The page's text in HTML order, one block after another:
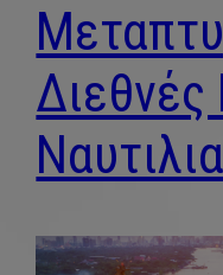
Διεθνές